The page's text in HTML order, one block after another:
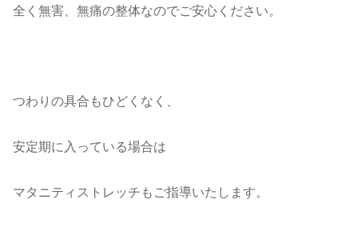
全く無害、無痛の整体なのでご安心ください。
つわりの具合もひどくなく、
安定期に入っている場合は
マタニティストレッチもご指導いたします。